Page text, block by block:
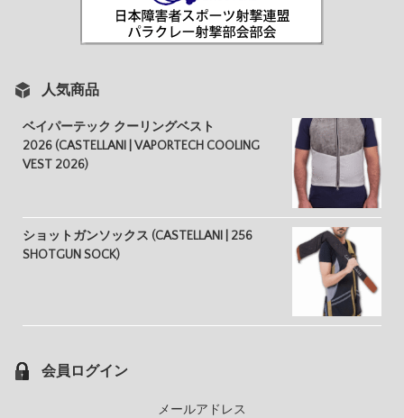
人気商品
ベイパーテック クーリングベスト
2026 (CASTELLANI | VAPORTECH COOLING
VEST 2026)
ショットガンソックス (CASTELLANI | 256
SHOTGUN SOCK)
会員ログイン
メールアドレス